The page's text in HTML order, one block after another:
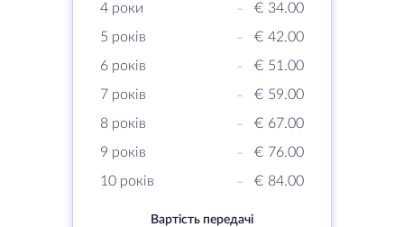
4 роки
-
€ 34.00
5 років
-
€ 42.00
6 років
-
€ 51.00
7 років
-
€ 59.00
8 років
-
€ 67.00
9 років
-
€ 76.00
10 років
- € 84.00
Вартість передачі